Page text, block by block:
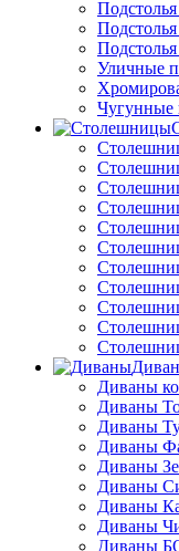
Уличные
Чугунные
Диваны
Диваны
Диваны
Диваны
Диваны
Диваны
Диваны
Диваны
Диваны